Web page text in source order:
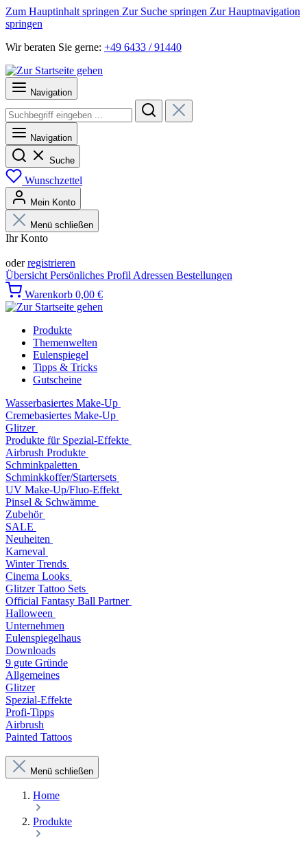
Zum Hauptinhalt springen Zur Suche springen Zur Hauptnavigation
springen
Wir beraten Sie gerne: +49 6433 / 91440
Navigation
Navigation
Suche
Wunschzettel
Mein Konto
Menü schließen
Ihr Konto
oderregistrieren
Übersicht Persönliches Profil Adressen Bestellungen
Warenkorb 0,00 €
Produkte
Themenwelten
Eulenspiegel
Tipps & Tricks
Gutscheine
Wasserbasiertes Make-Up
Cremebasiertes Make-Up
Glitzer
Produkte für Spezial-Effekte
Airbrush Produkte
Schminkpaletten
Schminkkoffer/Startersets
UV Make-Up/Fluo-Effekt
Pinsel & Schwämme
Zubehör
SALE
Neuheiten
Karneval
Winter Trends
Cinema Looks
Glitzer Tattoo Sets
Official Fantasy Ball Partner
Halloween
Unternehmen
Eulenspiegelhaus
Downloads
9 gute Gründe
Allgemeines
Glitzer
Spezial-Effekte
Profi-Tipps
Airbrush
Painted Tattoos
Menü schließen
Home
Produkte